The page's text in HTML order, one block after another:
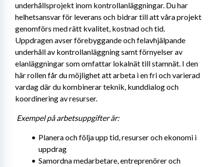
underhållsprojekt inom kontrollanläggningar. Du har
helhetsansvar för leverans och bidrar till att våra projekt
genomförs med rätt kvalitet, kostnad och tid.
Uppdragen avser förebyggande och felavhjälpande
underhåll av kontrollanläggning samt förnyelser av
elanläggningar som omfattar lokalnät till stamnät. I den
här rollen får du möjlighet att arbeta i en fri och varierad
vardag där du kombinerar teknik, kunddialog och
koordinering av resurser.
Exempel på arbetsuppgifter är:
Planera och följa upp tid, resurser och ekonomi i
uppdrag
Samordna medarbetare, entreprenörer och